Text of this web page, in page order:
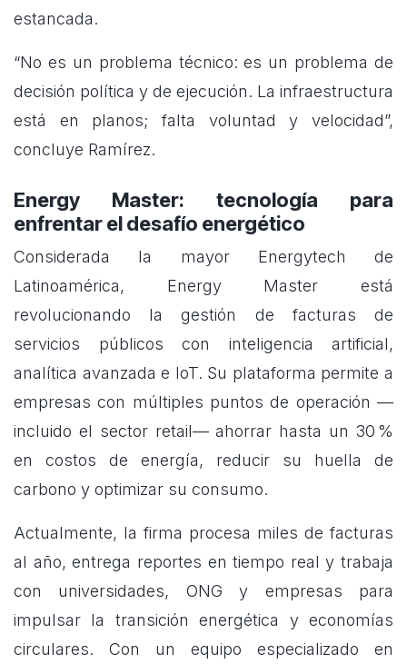
estancada.
“No es un problema técnico: es un problema de
decisión política y de ejecución. La infraestructura
está en planos; falta voluntad y velocidad”,
concluye Ramírez.
Energy Master: tecnología para
enfrentar el desafío energético
Considerada la mayor Energytech de
Latinoamérica, Energy Master está
revolucionando la gestión de facturas de
servicios públicos con inteligencia artificial,
analítica avanzada e IoT. Su plataforma permite a
empresas con múltiples puntos de operación —
incluido el sector retail— ahorrar hasta un 30 %
en costos de energía, reducir su huella de
carbono y optimizar su consumo.
Actualmente, la firma procesa miles de facturas
al año, entrega reportes en tiempo real y trabaja
con universidades, ONG y empresas para
impulsar la transición energética y economías
circulares. Con un equipo especializado en